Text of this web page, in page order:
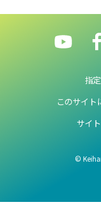
指
このサイト
サイ
©